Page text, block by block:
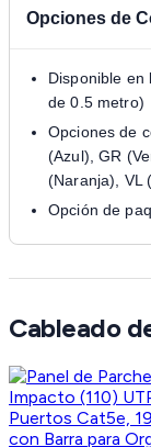
Opciones de
Disponible en
de 0.5 metro)
Opciones de
(Azul), GR
(Naranja), VL
Opción de
Cableado